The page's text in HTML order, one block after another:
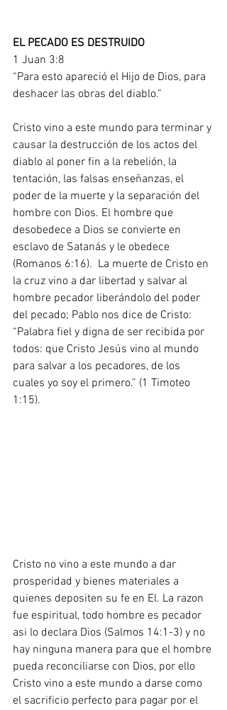
EL PECADO ES DESTRUIDO
1 Juan 3:8
“Para esto apareció el Hijo de Dios, para
deshacer las obras del diablo.”
Cristo vino a este mundo para terminar y
causar la destrucción de los actos del
diablo al poner fin a la rebelión, la
tentación, las falsas enseñanzas, el
poder de la muerte y la separación del
hombre con Dios. El hombre que
desobedece a Dios se convierte en
esclavo de Satanás y le obedece
(Romanos 6:16).  La muerte de Cristo en
la cruz vino a dar libertad y salvar al
hombre pecador liberándolo del poder
del pecado; Pablo nos dice de Cristo:
“Palabra fiel y digna de ser recibida por
todos: que Cristo Jesús vino al mundo
para salvar a los pecadores, de los
cuales yo soy el primero.” (1 Timoteo
1:15).
Cristo no vino a este mundo a dar
prosperidad y bienes materiales a
quienes depositen su fe en El. La razon
fue espiritual, todo hombre es pecador
asi lo declara Dios (Salmos 14:1-3) y no
hay ninguna manera para que el hombre
pueda reconciliarse con Dios, por ello
Cristo vino a este mundo a darse como
el sacrificio perfecto para pagar por el